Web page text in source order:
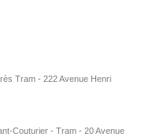
Tram - 222 Avenue Henri
Couturier - Tram - 20 Avenue